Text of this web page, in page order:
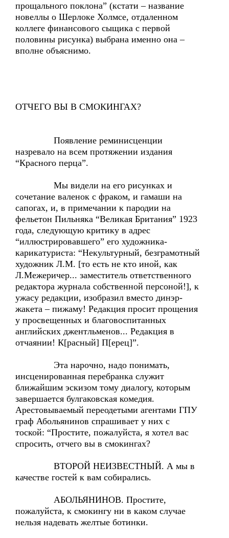
прощального поклона” (кстати – название
новеллы о Шерлоке Холмсе, отдаленном
коллеге финансового сыщика с первой
половины рисунка) выбрана именно она –
вполне объяснимо.
ОТЧЕГО ВЫ В СМОКИНГАХ?
Появление реминисценции
назревало на всем протяжении издания
“Красного перца”.
Мы видели на его рисунках и
сочетание валенок с фраком, и гамаши на
сапогах, и, в примечании к пародии на
фельетон Пильняка “Великая Британия” 1923
года, следующую критику в адрес
“иллюстрировавшего” его художника-
карикатуриста: “Некультурный, безграмотный
художник Л.М. [то есть не кто иной, как
Л.Межеричер... заместитель ответственного
редактора журнала собственной персоной!], к
ужасу редакции, изобразил вместо динэр-
жакета – пижаму! Редакция просит прощения
у просвещенных и благовоспитанных
английских джентльменов... Редакция в
отчаянии! К[расный] П[ерец]”.
Эта нарочно, надо понимать,
инсценированная перебранка служит
ближайшим эскизом тому диалогу, которым
завершается булгаковская комедия.
Арестовываемый переодетыми агентами ГПУ
граф Абольянинов спрашивает у них с
тоской: “Простите, пожалуйста, я хотел вас
спросить, отчего вы в смокингах?
ВТОРОЙ НЕИЗВЕСТНЫЙ. А мы в
качестве гостей к вам собирались.
АБОЛЬЯНИНОВ. Простите,
пожалуйста, к смокингу ни в каком случае
нельзя надевать желтые ботинки.